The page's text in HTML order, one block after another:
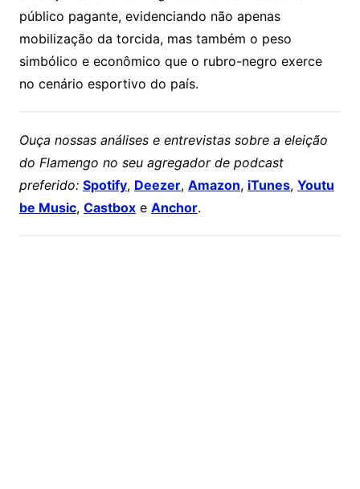
público pagante, evidenciando não apenas
mobilização da torcida, mas também o peso
simbólico e econômico que o rubro-negro exerce
no cenário esportivo do país.
Ouça nossas análises e entrevistas sobre a eleição
do Flamengo no seu agregador de podcast
preferido: Spotify, Deezer, Amazon, iTunes, Youtu
be Music, Castboxe Anchor.